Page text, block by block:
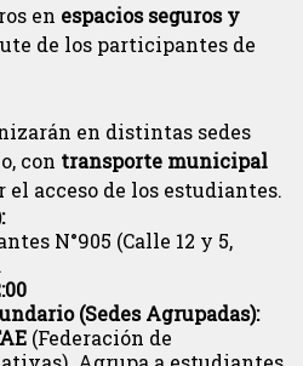
en espacios seguros y
de los participantes de
en distintas sedes
con transporte municipal
acceso de los estudiantes.
N°905 (Calle 12 y 5,
(Sedes Agrupadas):
(Federación de